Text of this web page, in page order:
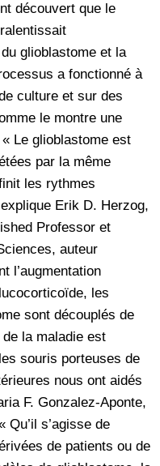
découvert que le
glioblastome et la
a fonctionné à
culture et sur des
le montre une
Le glioblastome est
par la même
les rythmes
Erik D. Herzog,
Professor et
auteur
l’augmentation
les
sont découplés de
la maladie est
souris porteuses de
nous ont aidés
F. Gonzalez-Aponte,
Qu’il s’agisse de
de patients ou de